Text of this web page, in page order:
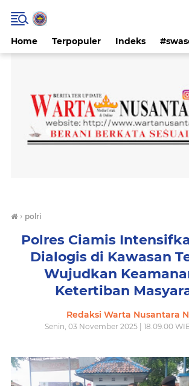
Home Terpopuler Indeks
› polri
Polres Ciamis
Dialogis di Kawasan
Wujudkan
Ketertiban
Redaksi Warta Nusantara
Senin, 03 November 2025 | 18.09.00